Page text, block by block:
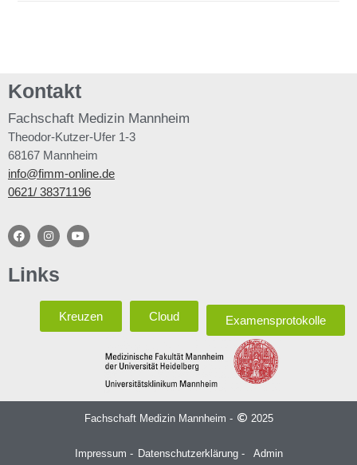
Kontakt
Fachschaft Medizin Mannheim
Theodor-Kutzer-Ufer 1-3
68167 Mannheim
info@fimm-online.de
0621/ 38371196
Links
Kreuzen Cloud Examensprotokolle
Fachschaft Medizin Mannheim - 2025
Impressum - Datenschutzerklärung - Admin